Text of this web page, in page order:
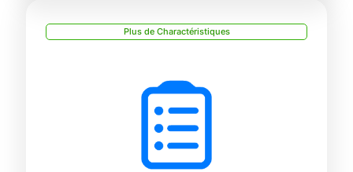
Plus de Charactéristiques